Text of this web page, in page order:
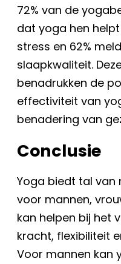
72% van de
dat yoga hen
stress en 62%
slaapkwaliteit.
benadrukken de
effectiviteit van
benadering van
Conclusie
Yoga biedt tal van
voor mannen,
kan helpen bij het
kracht, flexibiliteit
Voor mannen kan